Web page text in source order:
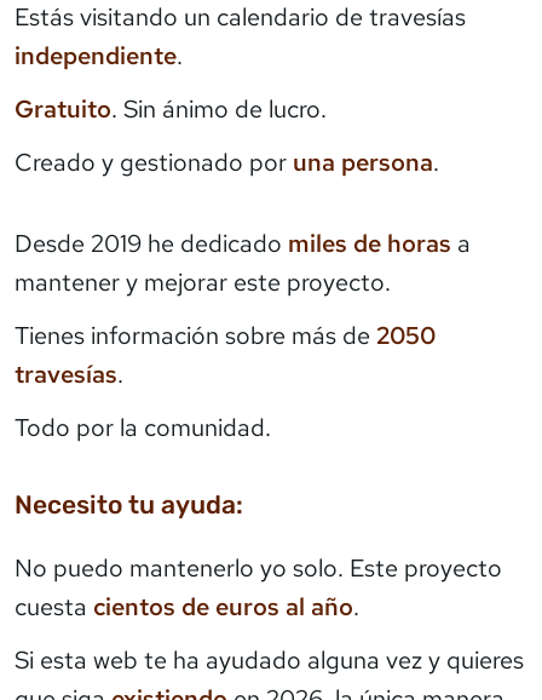
Estás visitando un calendario de travesías
independiente.
Gratuito. Sin ánimo de lucro.
Creado y gestionado por una persona.
Desde 2019 he dedicado miles de horas a
mantener y mejorar este proyecto.
Tienes información sobre más de 2050
travesías.
Todo por la comunidad.
Necesito tu ayuda:
No puedo mantenerlo yo solo. Este proyecto
cuesta cientos de euros al año.
Si esta web te ha ayudado alguna vez y quieres